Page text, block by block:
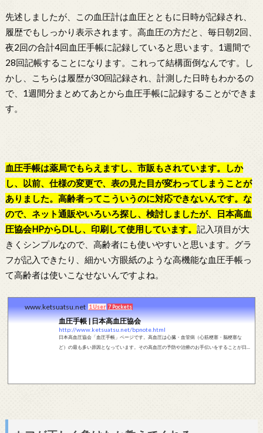
先述しましたが、この血圧計は血圧とともに日時が記録され、
履歴でもしっかり表示されます。高血圧の方だと、毎日朝2回、
夜2回の合計4回血圧手帳に記録していると思います。1週間で
28回記帳することになります。これって結構面倒なんです。し
かし、こちらは履歴が30回記録され、計測した日時もわかるの
で、1週間分まとめてあとから血圧手帳に記録することができま
す。
血圧手帳は薬局でもらえますし、市販もされています。しか
し、以前、仕様の変更で、表の見た目が変わってしまうことが
ありました。高齢者ってこういうのに対応できないんです。な
ので、ネット通販やいろいろ探し、検討しましたが、日本高血
圧協会HPからDLし、印刷して使用しています。 記入項目が大
きくシンプルなので、高齢者にも使いやすいと思います。グラ
フが記入できたり、細かい方眼紙のような高機能な血圧手帳っ
て高齢者は使いこなせないんですよね。
www.ketsuatsu.net 1 User 7 Pockets
血圧手帳 | 日本高血圧協会
http://www.ketsuatsu.net/bpnote.html
日本高血圧協会「血圧手帳」ページです。高血圧は心臓・血管病（心筋梗塞・脳梗塞な
ど）の最も多い原因となっています。その高血圧の予防や治療のお手伝いをすることが日